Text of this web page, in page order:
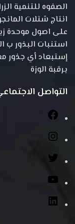
الصفوه للتنمية
انتاج شتلات
على اصول موحدة
استنبات البذور ب
إستبعاد أي جذور
برقبة الوزة
التواصل